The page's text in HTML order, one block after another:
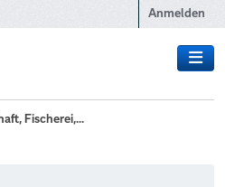
Anmelden
Fischerei,...